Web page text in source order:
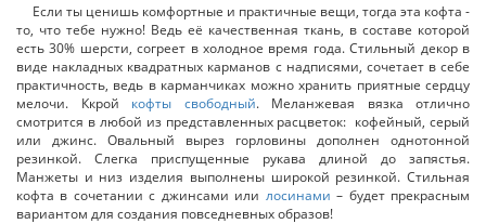
Если ты ценишь комфортные и практичные вещи, тогда эта кофта -
то, что тебе нужно! Ведь её качественная ткань, в составе которой
есть 30% шерсти, согреет в холодное время года. Стильный декор в
виде накладных квадратных карманов с надписями, сочетает в себе
практичность, ведь в карманчиках можно хранить приятные сердцу
мелочи. Ккрой кофты свободный. Меланжевая вязка отлично
смотрится в любой из представленных расцветок: кофейный, серый
или джинс. Овальный вырез горловины дополнен однотонной
резинкой. Слегка приспущенные рукава длиной до запястья.
Манжеты и низ изделия выполнены широкой резинкой. Стильная
кофта в сочетании с джинсами или лосинами – будет прекрасным
вариантом для создания повседневных образов!